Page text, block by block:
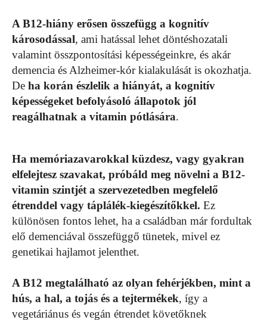
A B12-hiány erősen összefügg a kognitív
károsodással, ami hatással lehet döntéshozatali
valamint összpontosítási képességeinkre, és akár
demencia és Alzheimer-kór kialakulását is okozhatja.
De ha korán észlelik a hiányát, a kognitív
képességeket befolyásoló állapotok jól
reagálhatnak a vitamin pótlására.
Ha memóriazavarokkal küzdesz, vagy gyakran
elfelejtesz szavakat, próbáld meg növelni a B12-
vitamin szintjét a szervezetedben megfelelő
étrenddel vagy táplálék-kiegészítőkkel. Ez
különösen fontos lehet, ha a családban már fordultak
elő demenciával összefüggő tünetek, mivel ez
genetikai hajlamot jelenthet.
A B12 megtalálható az olyan fehérjékben, mint a
hús, a hal, a tojás és a tejtermékek, így a
vegetáriánus és vegán étrendet követőknek